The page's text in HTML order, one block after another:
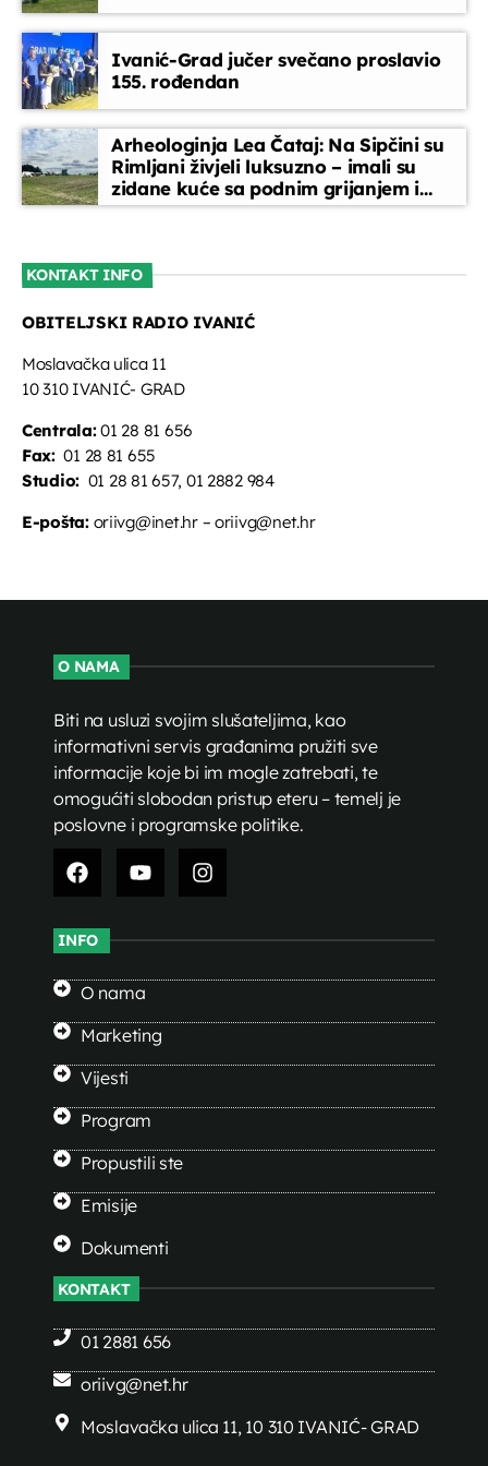
17:30 - 18:15
Djeca i mladi na radiju
18:15 - 19:00
19:00 - 21:00
Tko, što, zašto?
21:00 - 22:00
Ivanić-Grad jučer svečano proslavio
155. rođendan
Arheologinja Lea Čataj: Na Sipčini su
Rimljani živjeli luksuzno – imali su
zidane kuće sa podnim grijanjem i
oslikanim zidovima
KONTAKT INFO
OBITELJSKI RADIO IVANIĆ
Moslavačka ulica 11
10 310 IVANIĆ- GRAD
Centrala:01 28 81 656
Fax:01 28 81 655
Studio: 01 28 81 657, 01 2882 984
E-pošta:oriivg@inet.hr – oriivg@net.hr
O NAMA
Biti na usluzi svojim slušateljima, kao
informativni servis građanima pružiti sve
informacije koje bi im mogle zatrebati, te
omogućiti slobodan pristup eteru – temelj je
poslovne i programske politike.
INFO
O nama
Marketing
Vijesti
Program
Propustili ste
Emisije
Dokumenti
KONTAKT
01 2881 656
oriivg@net.hr
Moslavačka ulica 11, 10 310 IVANIĆ- GRAD